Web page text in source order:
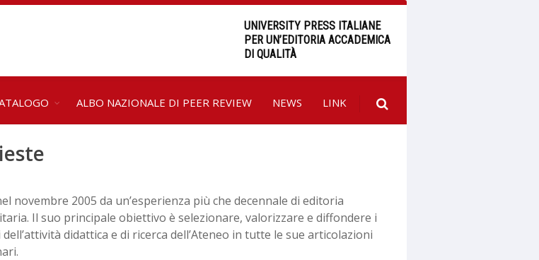
UNIVERSITY PRESS ITALIANE
PER UN’EDITORIA ACCADEMICA
DI QUALITÀ
ALBO NAZIONALE DI PEER REVIEW NEWS LINK
novembre 2005 da un’esperienza più che decennale di editoria
Il suo principale obiettivo è selezionare, valorizzare e diffondere i
didattica e di ricerca dell’Ateneo in tutte le sue articolazioni